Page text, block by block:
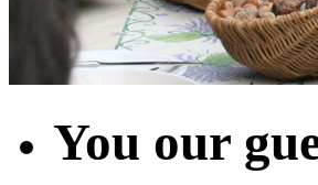
You our